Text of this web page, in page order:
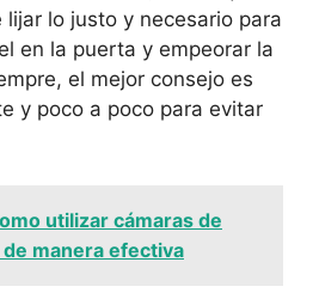
lo justo y necesario para
en la puerta y empeorar la
el mejor consejo es
y poco a poco para evitar
utilizar cámaras de
manera efectiva